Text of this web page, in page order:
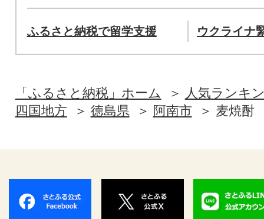
ふるさと納税で留学支援 ウクライナ
「ふるさと納税」ホーム
人気ランキ
四国地方
徳島県 阿南市 麦焼酎